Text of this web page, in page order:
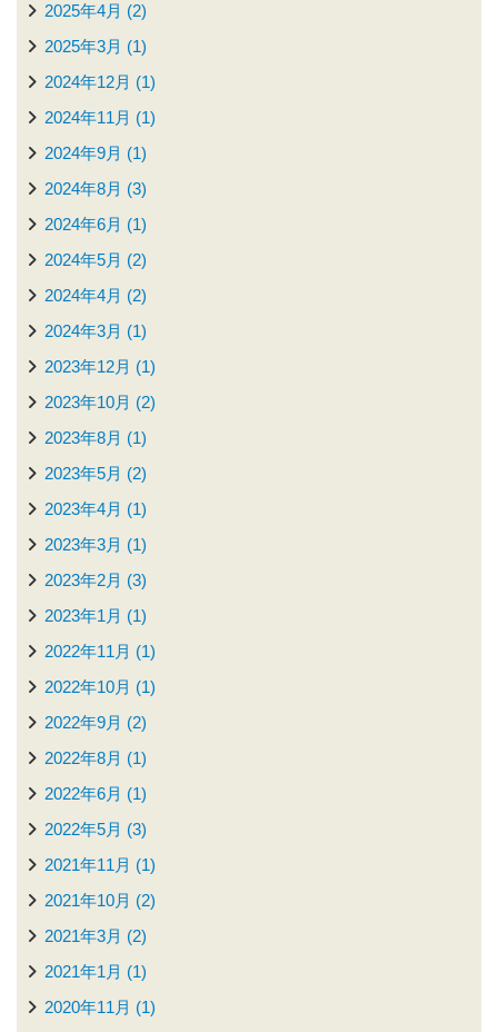
2025年4月 (2)
2025年3月 (1)
2024年12月 (1)
2024年11月 (1)
2024年9月 (1)
2024年8月 (3)
2024年6月 (1)
2024年5月 (2)
2024年4月 (2)
2024年3月 (1)
2023年12月 (1)
2023年10月 (2)
2023年8月 (1)
2023年5月 (2)
2023年4月 (1)
2023年3月 (1)
2023年2月 (3)
2023年1月 (1)
2022年11月 (1)
2022年10月 (1)
2022年9月 (2)
2022年8月 (1)
2022年6月 (1)
2022年5月 (3)
2021年11月 (1)
2021年10月 (2)
2021年3月 (2)
2021年1月 (1)
2020年11月 (1)